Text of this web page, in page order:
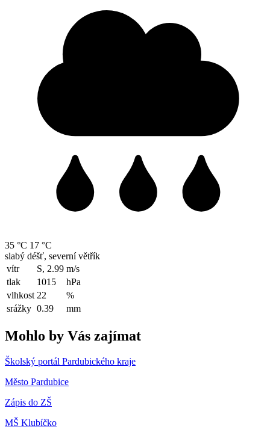
35 °C 17 °C
slabý déšť, severní větřík
vítr
S, 2.99 m/s
tlak
1015
hPa
vlhkost 22
%
srážky 0.39 mm
Mohlo by Vás zajímat
Školský portál Pardubického kraje
Město Pardubice
Zápis do ZŠ
MŠ Klubíčko